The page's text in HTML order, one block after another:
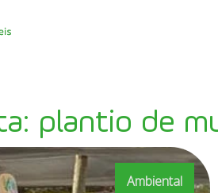
plantio de
Ambiental